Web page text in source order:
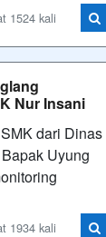
1524 kali
Nur Insani
dari Dinas
Uyung
1934 kali